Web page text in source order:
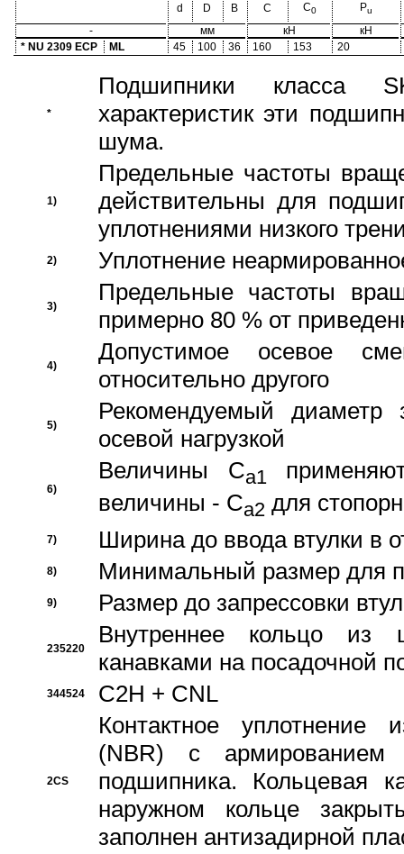
d D B C C0 Pu
- мм кН
кН
* NU 2309 ECP
ML 45 100 36 160 153 20
*
Подшипники класса
характеристик эти
шума.
1)
Предельные частоты
действительны для
уплотнениями низкого
2) Уплотнение
3)
Предельные частоты
примерно 80 % от
4)
Допустимое осевое
относительно другого
5)
Рекомендуемый диаметр
осевой нагрузкой
6)
Величины Ca1
величины - Ca2 для
7) Ширина до ввода втулки в
8) Минимальный размер для
9) Размер до запрессовки
235220
Внутреннее кольцо из
канавками на посадочной
344524 C2H + CNL
2CS
Контактное уплотнение
(NBR) с
подшипника. Кольцевая
наружном кольце
заполнен антизадирной